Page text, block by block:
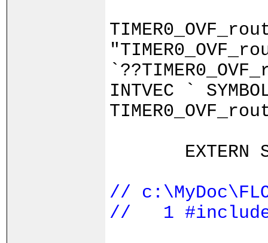
INTVEC `
EXTERN
//
// 1